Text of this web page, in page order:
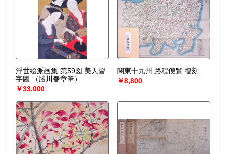
浮世絵派画集 第59図 美人習
字圖
（勝川春章筆）
￥33,000
関東十九州 路程便覧 復刻
￥8,800